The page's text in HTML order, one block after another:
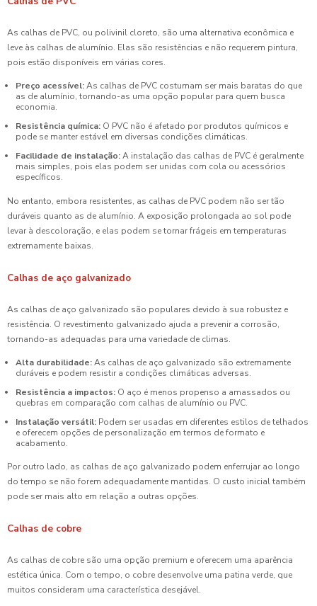
As calhas de PVC, ou polivinil cloreto, são uma alternativa econômica e
leve às calhas de alumínio. Elas são resistências e não requerem pintura,
pois estão disponíveis em várias cores.
Preço acessível:As calhas de PVC costumam ser mais baratas do que
as de alumínio, tornando-as uma opção popular para quem busca
economia.
Resistência química: O PVC não é afetado por produtos químicos e
pode se manter estável em diversas condições climáticas.
Facilidade de instalação:A instalação das calhas de PVC é geralmente
mais simples, pois elas podem ser unidas com cola ou acessórios
específicos.
No entanto, embora resistentes, as calhas de PVC podem não ser tão
duráveis quanto as de alumínio. A exposição prolongada ao sol pode
levar à descoloração, e elas podem se tornar frágeis em temperaturas
extremamente baixas.
Calhas de aço galvanizado
As calhas de aço galvanizado são populares devido à sua robustez e
resistência. O revestimento galvanizado ajuda a prevenir a corrosão,
tornando-as adequadas para uma variedade de climas.
Alta durabilidade:As calhas de aço galvanizado são extremamente
duráveis e podem resistir a condições climáticas adversas.
Resistência a impactos: O aço é menos propenso a amassados ou
quebras em comparação com calhas de alumínio ou PVC.
Instalação versátil: Podem ser usadas em diferentes estilos de telhados
e oferecem opções de personalização em termos de formato e
acabamento.
Por outro lado, as calhas de aço galvanizado podem enferrujar ao longo
do tempo se não forem adequadamente mantidas. O custo inicial também
pode ser mais alto em relação a outras opções.
Calhas de cobre
As calhas de cobre são uma opção premium e oferecem uma aparência
estética única. Com o tempo, o cobre desenvolve uma patina verde, que
muitos consideram uma característica desejável.